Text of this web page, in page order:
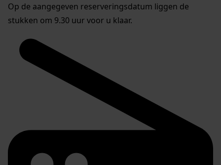
Op de aangegeven reserveringsdatum liggen de
stukken om 9.30 uur voor u klaar.